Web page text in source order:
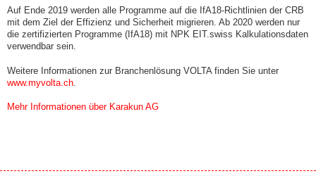
Auf Ende 2019 werden alle Programme auf die IfA18-Richtlinien der CRB
mit dem Ziel der Effizienz und Sicherheit migrieren. Ab 2020 werden nur
die zertifizierten Programme (IfA18) mit NPK EIT.swiss Kalkulationsdaten
verwendbar sein.
Weitere Informationen zur Branchenlösung VOLTA finden Sie unter
www.myvolta.ch
Mehr Informationen über Karakun AG